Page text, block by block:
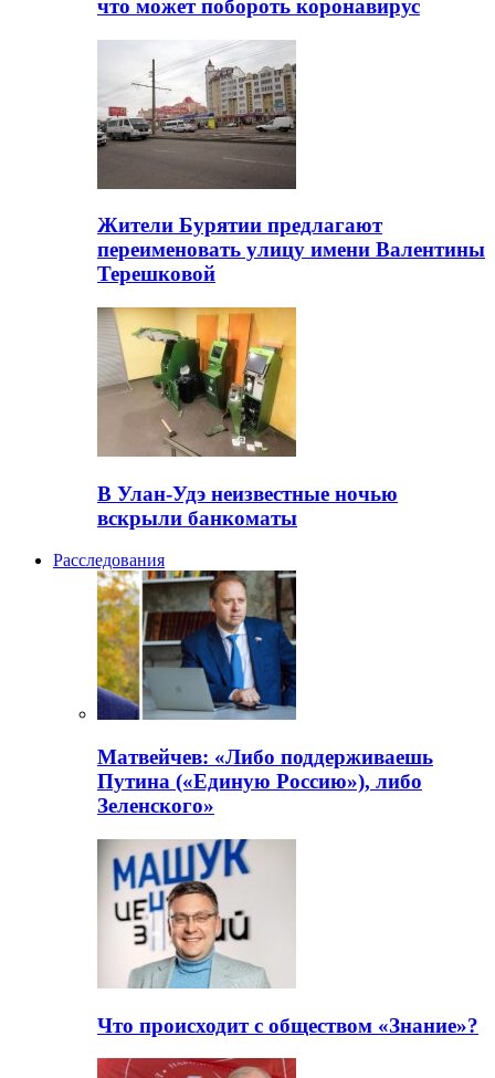
что может побороть коронавирус
Жители Бурятии предлагают
переименовать улицу имени Валентины
Терешковой
В Улан-Удэ неизвестные ночью
вскрыли банкоматы
Расследования
Матвейчев: «Либо поддерживаешь
Путина («Единую Россию»), либо
Зеленского»
Что происходит с обществом «Знание»?